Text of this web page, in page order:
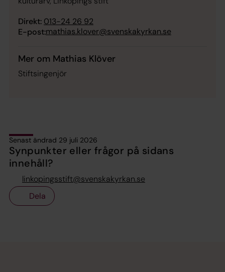
Direkt: 013-24 26 92
E-post:mathias.klover@svenskakyrkan.se
Mer om Mathias Klöver
Stiftsingenjör
Senast ändrad 29 juli 2026
Synpunkter eller frågor på sidans
innehåll?
linkopingsstift@svenskakyrkan.se
Dela